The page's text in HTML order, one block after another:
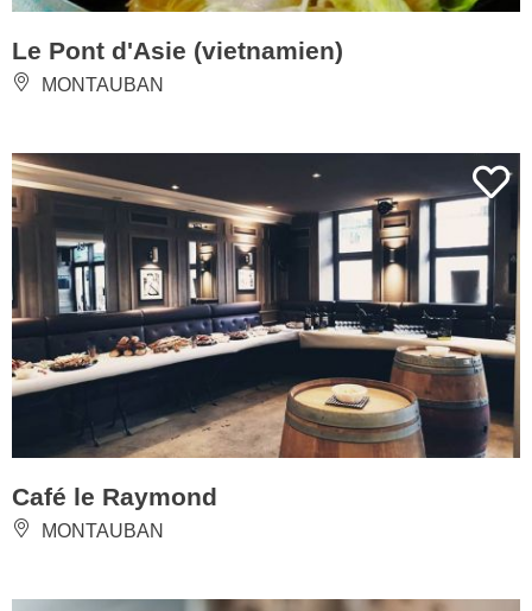
Le Pont d'Asie (vietnamien)
MONTAUBAN
Café le Raymond
MONTAUBAN